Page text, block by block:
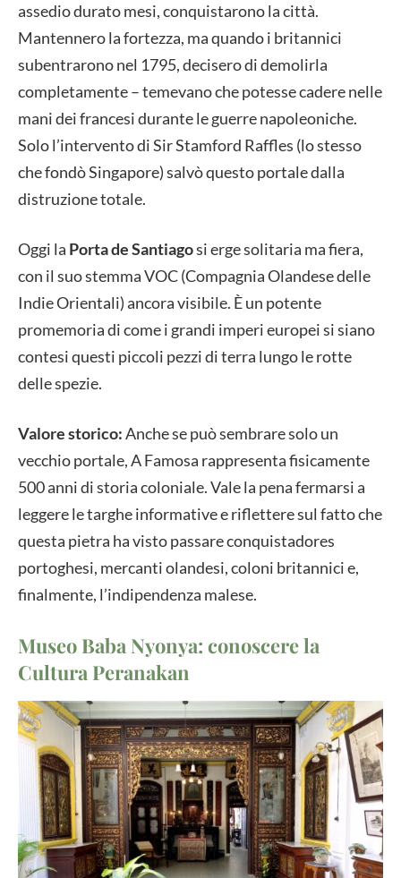
assedio durato mesi, conquistarono la città.
Mantennero la fortezza, ma quando i britannici
subentrarono nel 1795, decisero di demolirla
completamente – temevano che potesse cadere nelle
mani dei francesi durante le guerre napoleoniche.
Solo l’intervento di Sir Stamford Raffles (lo stesso
che fondò Singapore) salvò questo portale dalla
distruzione totale.
Oggi la Porta de Santiagosi erge solitaria ma fiera,
con il suo stemma VOC (Compagnia Olandese delle
Indie Orientali) ancora visibile. È un potente
promemoria di come i grandi imperi europei si siano
contesi questi piccoli pezzi di terra lungo le rotte
delle spezie.
Valore storico:Anche se può sembrare solo un
vecchio portale, A Famosa rappresenta fisicamente
500 anni di storia coloniale. Vale la pena fermarsi a
leggere le targhe informative e riflettere sul fatto che
questa pietra ha visto passare conquistadores
portoghesi, mercanti olandesi, coloni britannici e,
finalmente, l’indipendenza malese.
Museo Baba Nyonya: conoscere la
Cultura Peranakan